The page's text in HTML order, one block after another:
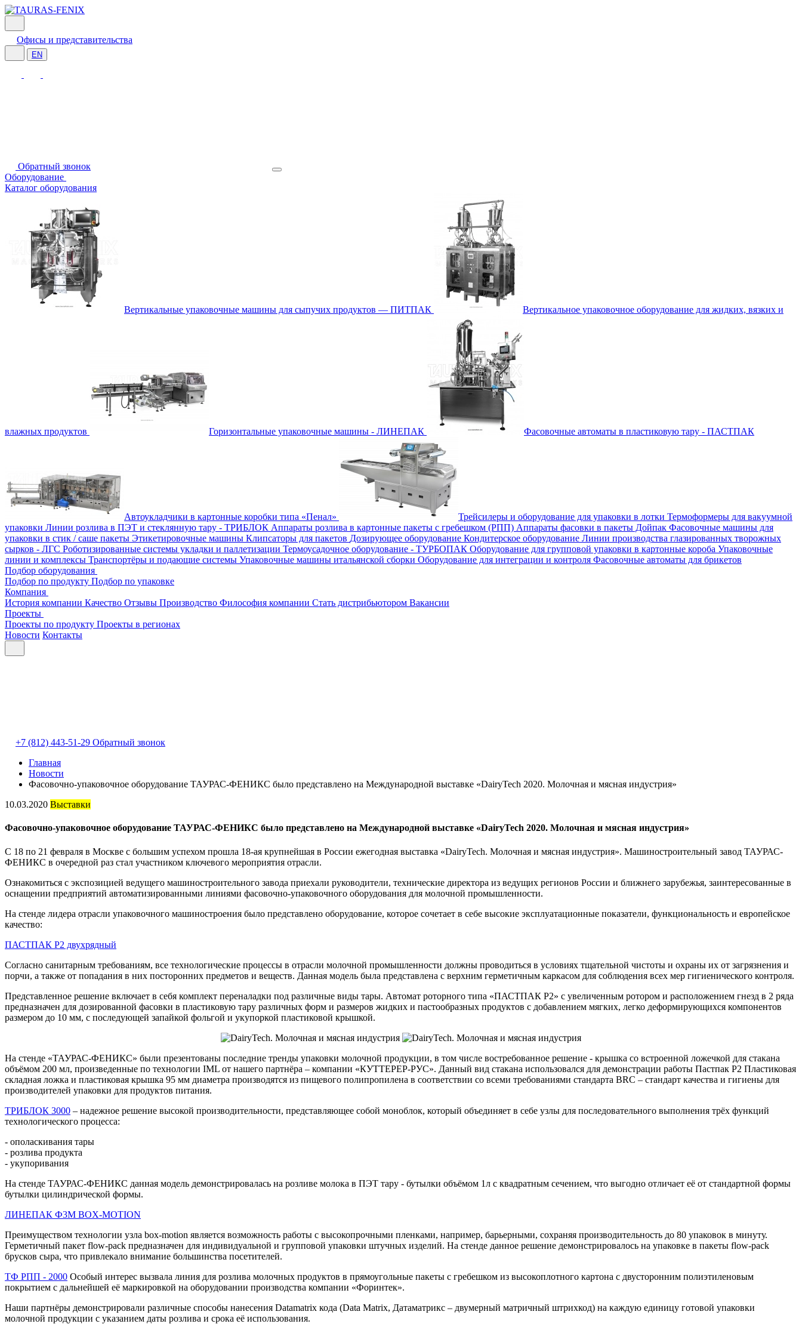
Офисы и представительства
EN
Обратный звонок
Оборудование
Каталог оборудования
Вертикальные упаковочные машины для сыпучих продуктов — ПИТПАК Вертикальное упаковочное оборудование для жидких, вязких и
влажных продуктов Горизонтальные упаковочные машины - ЛИНЕПАК Фасовочные автоматы в пластиковую тару - ПАСТПАК
Автоукладчики в картонные коробки типа «Пенал» Трейсилеры и оборудование для упаковки в лотки Термоформеры для вакуумной
упаковки Линии розлива в ПЭТ и стеклянную тару - ТРИБЛОК Аппараты розлива в картонные пакеты с гребешком (РПП) Аппараты фасовки в пакеты Дойпак Фасовочные машины для
упаковки в стик / саше пакеты Этикетировочные машины Клипсаторы для пакетов Дозирующее оборудование Кондитерское оборудование Линии производства глазированных творожных
сырков - ЛГС Роботизированные системы укладки и паллетизации Термоусадочное оборудование - ТУРБОПАК Оборудование для групповой упаковки в картонные короба Упаковочные
линии и комплексы Транспортёры и подающие системы Упаковочные машины итальянской сборки Оборудование для интеграции и контроля Фасовочные автоматы для брикетов
Подбор оборудования
Подбор по продукту Подбор по упаковке
Компания
История компании Качество Отзывы Производство Философия компании Стать дистрибьютором Вакансии
Проекты
Проекты по продукту Проекты в регионах
Новости Контакты
+7 (812) 443-51-29 Обратный звонок
Главная
Новости
Фасовочно-упаковочное оборудование ТАУРАС-ФЕНИКС было представлено на Международной выставке «DairyTech 2020. Молочная и мясная индустрия»
10.03.2020 Выставки
Фасовочно-упаковочное оборудование ТАУРАС-ФЕНИКС было представлено на Международной выставке «DairyTech 2020. Молочная и мясная индустрия»
С 18 по 21 февраля в Москве с большим успехом прошла 18-ая крупнейшая в России ежегодная выставка «DairyTech. Молочная и мясная индустрия». Машиностроительный завод ТАУРАС-
ФЕНИКС в очередной раз стал участником ключевого мероприятия отрасли.
Ознакомиться с экспозицией ведущего машиностроительного завода приехали руководители, технические директора из ведущих регионов России и ближнего зарубежья, заинтересованные в
оснащении предприятий автоматизированными линиями фасовочно-упаковочного оборудования для молочной промышленности.
На стенде лидера отрасли упаковочного машиностроения было представлено оборудование, которое сочетает в себе высокие эксплуатационные показатели, функциональность и европейское
качество:
ПАСТПАК Р2 двухрядный
Согласно санитарным требованиям, все технологические процессы в отрасли молочной промышленности должны проводиться в условиях тщательной чистоты и охраны их от загрязнения и
порчи, а также от попадания в них посторонних предметов и веществ. Данная модель была представлена с верхним герметичным каркасом для соблюдения всех мер гигиенического контроля.
Представленное решение включает в себя комплект переналадки под различные виды тары. Автомат роторного типа «ПАСТПАК Р2» с увеличенным ротором и расположением гнезд в 2 ряда
предназначен для дозированной фасовки в пластиковую тару различных форм и размеров жидких и пастообразных продуктов с добавлением мягких, легко деформирующихся компонентов
размером до 10 мм, с последующей запайкой фольгой и укупоркой пластиковой крышкой.
На стенде «ТАУРАС-ФЕНИКС» были презентованы последние тренды упаковки молочной продукции, в том числе востребованное решение - крышка со встроенной ложечкой для стакана
объёмом 200 мл, произведенные по технологии IML от нашего партнёра – компании «КУТТЕРЕР-РУС». Данный вид стакана использовался для демонстрации работы Пастпак Р2 Пластиковая
складная ложка и пластиковая крышка 95 мм диаметра производятся из пищевого полипропилена в соответствии со всеми требованиями стандарта BRC – стандарт качества и гигиены для
производителей упаковки для продуктов питания.
ТРИБЛОК 3000 – надежное решение высокой производительности, представляющее собой моноблок, который объединяет в себе узлы для последовательного выполнения трёх функций
технологического процесса:
- ополаскивания тары
- розлива продукта
- укупоривания
На стенде ТАУРАС-ФЕНИКС данная модель демонстрировалась на розливе молока в ПЭТ тару - бутылки объёмом 1л с квадратным сечением, что выгодно отличает её от стандартной формы
бутылки цилиндрической формы.
ЛИНЕПАК Ф3М BOX-MOTION
Преимуществом технологии узла box-motion является возможность работы с высокопрочными пленками, например, барьерными, сохраняя производительность до 80 упаковок в минуту.
Герметичный пакет flow-pack предназначен для индивидуальной и групповой упаковки штучных изделий. На стенде данное решение демонстрировалось на упаковке в пакеты flow-pack
брусков сыра, что привлекало внимание большинства посетителей.
ТФ РПП - 2000 Особый интерес вызвала линия для розлива молочных продуктов в прямоугольные пакеты с гребешком из высокоплотного картона с двусторонним полиэтиленовым
покрытием с дальнейшей её маркировкой на оборудовании производства компании «Форинтек».
Наши партнёры демонстрировали различные способы нанесения Datamatrix кода (Data Matrix, Датаматрикс – двумерный матричный штрихкод) на каждую единицу готовой упаковки
молочной продукции с указанием даты розлива и срока её использования.